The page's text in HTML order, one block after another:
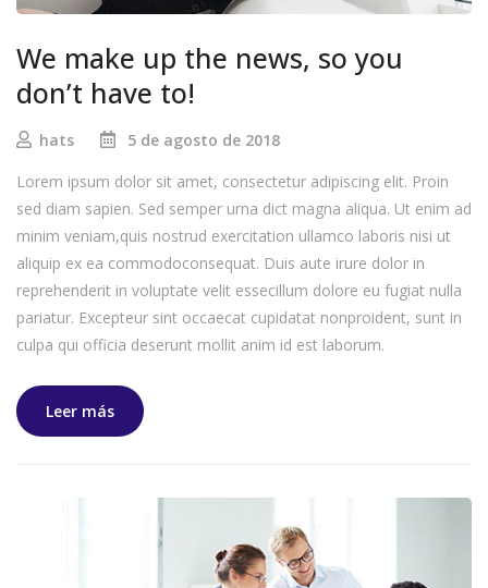
We make up the news, so you
don’t have to!
hats
5 de agosto de 2018
Lorem ipsum dolor sit amet, consectetur adipiscing elit. Proin
sed diam sapien. Sed semper urna dict magna aliqua. Ut enim ad
minim veniam,quis nostrud exercitation ullamco laboris nisi ut
aliquip ex ea commodoconsequat. Duis aute irure dolor in
reprehenderit in voluptate velit essecillum dolore eu fugiat nulla
pariatur. Excepteur sint occaecat cupidatat nonproident, sunt in
culpa qui officia deserunt mollit anim id est laborum.
Leer más